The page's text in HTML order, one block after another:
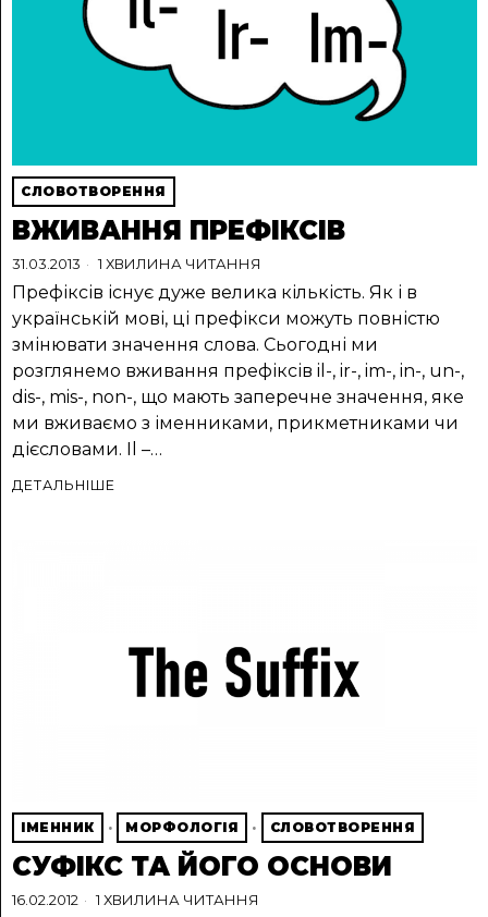
СЛОВОТВОРЕННЯ
ВЖИВАННЯ ПРЕФІКСІВ
31.03.2013 1 ХВИЛИНА ЧИТАННЯ
Префіксів існує дуже велика кількість. Як і в
українській мові, ці префікси можуть повністю
змінювати значення слова. Сьогодні ми
розглянемо вживання префіксів il-, ir-, im-, in-, un-,
dis-, mis-, non-, що мають заперечне значення, яке
ми вживаємо з іменниками, прикметниками чи
дієсловами. Il –…
ДЕТАЛЬНІШЕ
ІМЕННИК · МОРФОЛОГІЯ · СЛОВОТВОРЕННЯ
СУФІКС ТА ЙОГО ОСНОВИ
16.02.2012 1 ХВИЛИНА ЧИТАННЯ